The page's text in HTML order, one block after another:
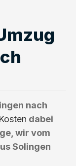
nach
Kosten dabei
wir vom
Solingen